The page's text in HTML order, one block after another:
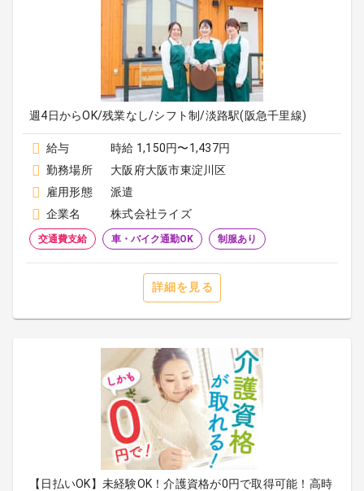
週4日からOK/残業なし/シフト制/淡路駅(阪急千里線)
給与
時給 1,150円〜1,437円
勤務場所
大阪府大阪市東淀川区
雇用形態
派遣
企業名
株式会社ライズ
交通費支給 車・バイク通勤OK 制服あり
詳細を見る
【日払いOK】未経験OK！介護資格が0円で取得可能！高時